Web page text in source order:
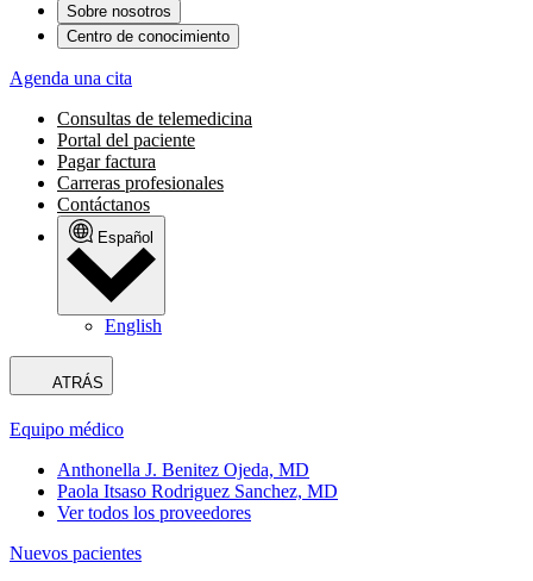
Sobre nosotros
Centro de conocimiento
Agenda una cita
Consultas de telemedicina
Portal del paciente
Pagar factura
Carreras profesionales
Contáctanos
Español
English
ATRÁS
Equipo médico
Anthonella J. Benitez Ojeda, MD
Paola Itsaso Rodriguez Sanchez, MD
Ver todos los proveedores
Nuevos pacientes